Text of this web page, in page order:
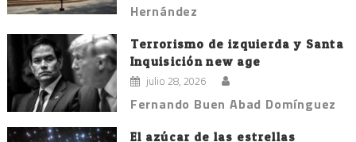
Hernández
Terrorismo de izquierda y Santa
Inquisición new age
julio 28, 2026
Fernando Buen Abad Domínguez
El azúcar de las estrellas